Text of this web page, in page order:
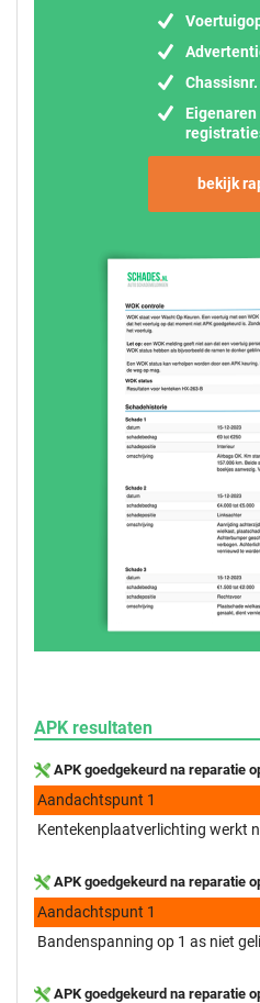
Eigenaren
bekijk
APK resultaten
APK goedgekeurd na reparatie
Aandachtspunt 1
Kentekenplaatverlichting werkt
APK goedgekeurd na reparatie
Aandachtspunt 1
Bandenspanning op 1 as niet
APK goedgekeurd na reparatie